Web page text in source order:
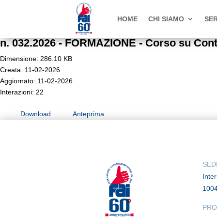
HOME CHI SIAMO
n. 032.2026 - FORMAZIONE - Corso su
Dimensione: 286.10 KB
Creata: 11-02-2026
Aggiornato: 11-02-2026
Interazioni: 22
Download Anteprima